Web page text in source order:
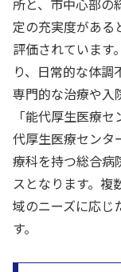
所と、市中心部の
定の充実度がある
評価されています
り、日常的な体調
専門的な治療や入
「能代厚生医療
代厚生医療センタ
療科を持つ総合病
スとなります。複
域のニーズに応じ
す。